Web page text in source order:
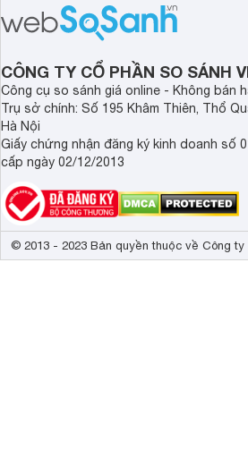
CÔNG TY CỔ PHẦN SO SÁNH
Công cụ so sánh giá online - Không bán
Trụ sở chính: Số 195 Khâm Thiên, Thổ
Hà Nội
Giấy chứng nhận đăng ký kinh doanh số
cấp ngày 02/12/2013
© 2013 - 2023 Bản quyền thuộc về Công ty